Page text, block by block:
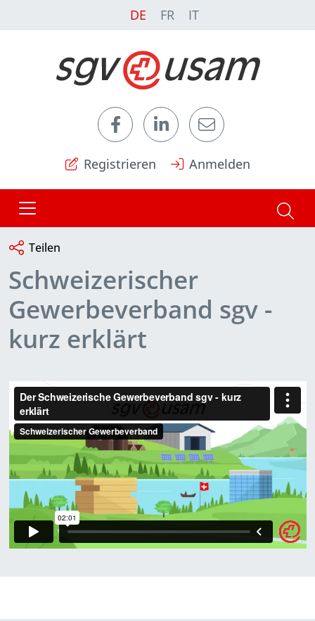
DE FR IT
Registrieren Anmelden
Teilen
Schweizerischer
Gewerbeverband sgv -
kurz erklärt